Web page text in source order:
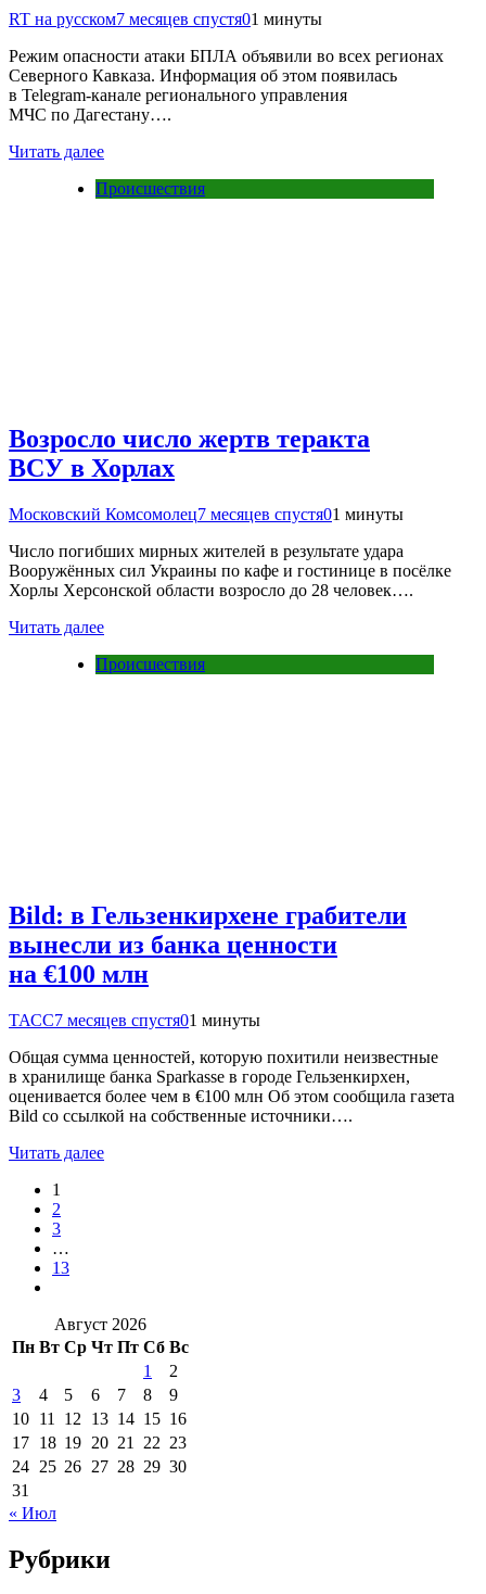
RT на русском7 месяцев спустя01 минуты
Режим опасности атаки БПЛА объявили во всех регионах
Северного Кавказа. Информация об этом появилась
в Telegram-канале регионального управления
МЧС по Дагестану….
Читать далее
Происшествия
Возросло число жертв теракта
ВСУ в Хорлах
Московский Комсомолец7 месяцев спустя01 минуты
Число погибших мирных жителей в результате удара
Вооружённых сил Украины по кафе и гостинице в посёлке
Хорлы Херсонской области возросло до 28 человек….
Читать далее
Происшествия
Bild: в Гельзенкирхене грабители
вынесли из банка ценности
на €100 млн
ТАСС7 месяцев спустя01 минуты
Общая сумма ценностей, которую похитили неизвестные
в хранилище банка Sparkasse в городе Гельзенкирхен,
оценивается более чем в €100 млн Об этом сообщила газета
Bild со ссылкой на собственные источники….
Читать далее
1
2
3
…
13
Август 2026
Пн Вт Ср Чт Пт Сб Вс
1
2
3
4 5 6 7 8
9
10 11 12 13 14 15 16
17 18 19 20 21 22 23
24 25 26 27 28 29 30
31
« Июл
Рубрики